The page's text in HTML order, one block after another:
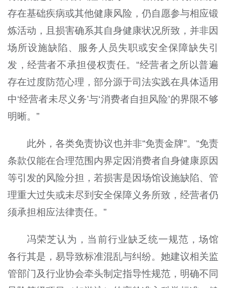
存在基础疾病或其他健康风险，仍自愿参与相应锻
炼活动，且损害确系其自身健康状况所致，并非因
场所设施缺陷、服务人员失职或安全保障缺失引
发，经营者不承担侵权责任。“经营者之所以普遍
存在过度防范心理，部分源于司法实践在具体适用
中‘经营者未尽义务’与‘消费者自担风险’的界限不够
明晰。”
此外，各类免责协议也并非“免责金牌”。“免责
条款仅能在合理范围内界定因消费者自身健康原因
等引发的风险分担，若损害是因场馆设施缺陷、管
理重大过失或未尽到安全保障义务所致，经营者仍
须承担相应法律责任。”
冯荣芝认为，当前行业缺乏统一规范，场馆
各行其是，易导致标准混乱与纠纷。她建议相关监
管部门及行业协会牵头制定指导性规范，明确不同